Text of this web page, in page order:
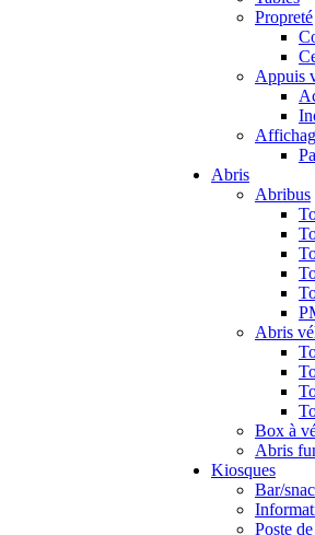
Propreté
Appuis
Abris
Abribus
Abris
Box à
Abris
Kiosques
Bar/
Poste